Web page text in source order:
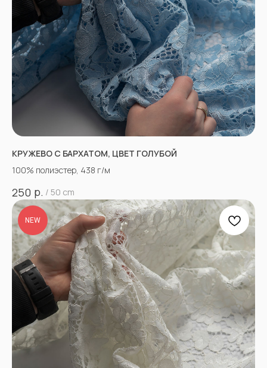
КРУЖЕВО С БАРХАТОМ, ЦВЕТ ГОЛУБОЙ
100% полиэстер, 438 г/м
250 р. / 50 cm
NEW